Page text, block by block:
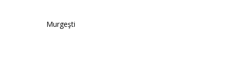
Murgeşti